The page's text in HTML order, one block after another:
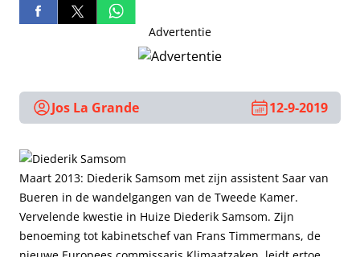
Advertentie
Jos La Grande 12-9-2019
Maart 2013: Diederik Samsom met zijn assistent Saar van
Bueren in de wandelgangen van de Tweede Kamer.
Vervelende kwestie in Huize Diederik Samsom. Zijn
benoeming tot kabinetschef van Frans Timmermans, de